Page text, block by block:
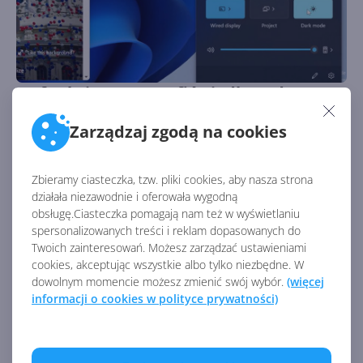
Zarządzaj zgodą na cookies
Zbieramy ciasteczka, tzw. pliki cookies, aby nasza strona
działała niezawodnie i oferowała wygodną
obsługę.Ciasteczka pomagają nam też w wyświetlaniu
spersonalizowanych treści i reklam dopasowanych do
Twoich zainteresowań. Możesz zarządzać ustawieniami
cookies, akceptując wszystkie albo tylko niezbędne. W
dowolnym momencie możesz zmienić swój wybór. (więcej
informacji o cookies w polityce prywatności)
Te funkcje mogą trafić niedługo do
Windows 11. To był tydzień z Microsoft
244
Autor: Krzysztof SulikowskiOpublikowano:19.11.2022, 10:00
Liczba odsłon:
Czas na kolejne podsumowanie najważniejszych i
najciekawszych newsów z ostatnich 7 dni!